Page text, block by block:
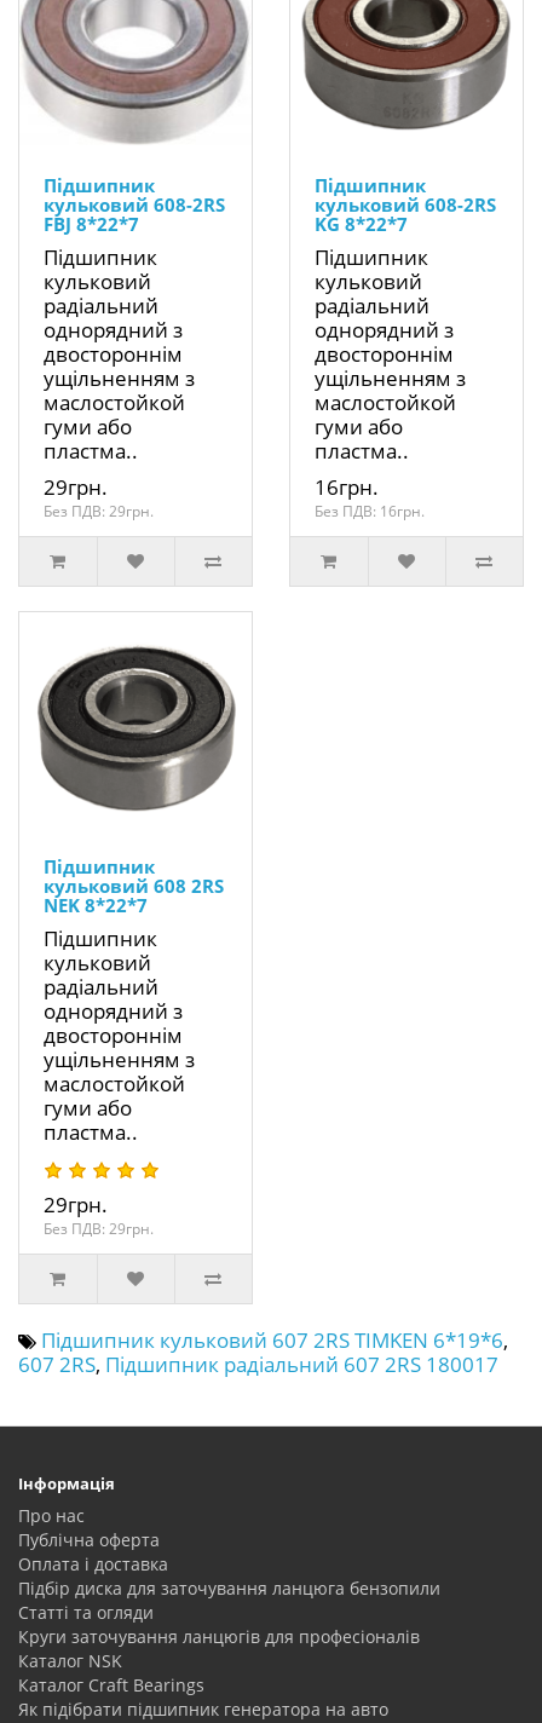
Підшипник
кульковий 608-2RS
FBJ 8*22*7
Підшипник
кульковий
радіальний
однорядний з
двостороннім
ущільненням з
маслостойкой
гуми або
пластма..
29грн.
Без ПДВ: 29грн.
Підшипник
кульковий 608-2RS
KG 8*22*7
Підшипник
кульковий
радіальний
однорядний з
двостороннім
ущільненням з
маслостойкой
гуми або
пластма..
16грн.
Без ПДВ: 16грн.
Підшипник
кульковий 608 2RS
NEK 8*22*7
Підшипник
кульковий
радіальний
однорядний з
двостороннім
ущільненням з
маслостойкой
гуми або
пластма..
29грн.
Без ПДВ: 29грн.
Підшипник кульковий 607 2RS TIMKEN 6*19*6,
607 2RS, Підшипник радіальний 607 2RS 180017
Інформація
Про нас
Публічна оферта
Оплата і доставка
Підбір диска для заточування ланцюга бензопили
Статті та огляди
Круги заточування ланцюгів для професіоналів
Каталог NSK
Каталог Craft Bearings
Як підібрати підшипник генератора на авто